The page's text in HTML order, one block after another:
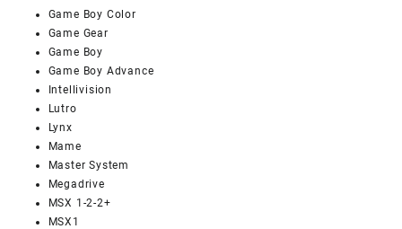
Game Boy Color
Game Gear
Game Boy
Game Boy Advance
Intellivision
Lutro
Lynx
Mame
Master System
Megadrive
MSX 1-2-2+
MSX1